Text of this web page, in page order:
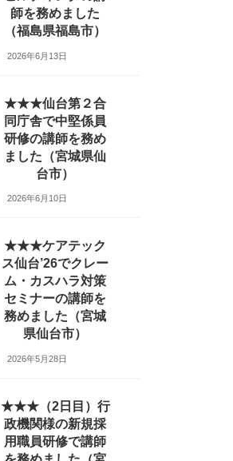
師を務めました
（福島県福島市）
2026年6月13日
★★★仙台第２合
同庁舎で中堅係員
研修の講師を務め
ました（宮城県仙
台市）
2026年6月10日
★★★ケアテック
ス仙台’26でクレー
ム・カスハラ対策
セミナーの講師を
務めました（宮城
県仙台市）
2026年5月28日
★★★（2日目）行
政機関様の新規採
用職員研修で講師